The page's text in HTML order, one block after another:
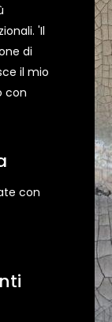
'Il
di
il mio
con
con